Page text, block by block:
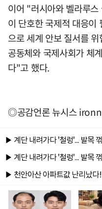
이어 "러시아와 벨라루
이 단호한 국제적 대응이
으로 세계 안보 질서를
공동체와 국제사회가 체
다"고 했다.
◎공감언론 뉴시스